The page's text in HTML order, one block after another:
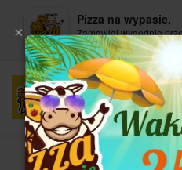
×
Pizza na wypasie.
Zamawiaj wygodnie
mobilną